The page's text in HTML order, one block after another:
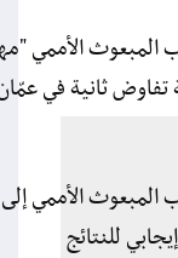
الأممي
ثانية في
الأممي
للنتائج